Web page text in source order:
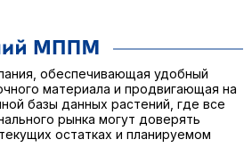
обеспечивающая удобный
материала и продвигающая на
базы данных растений, где все
рынка могут доверять
остатках и планируемом